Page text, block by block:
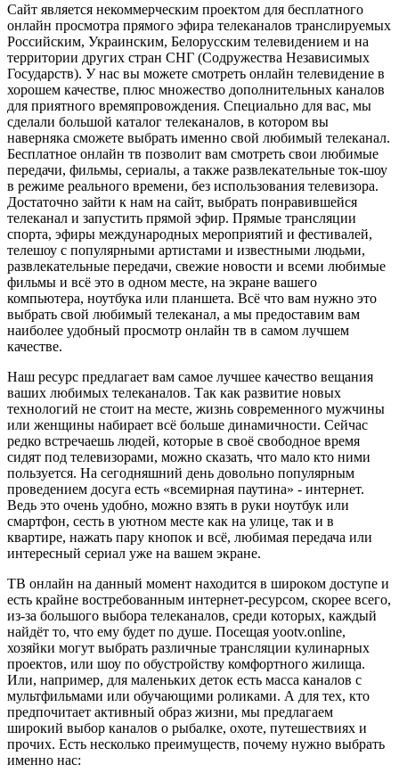
Сайт является некоммерческим проектом для бесплатного
онлайн просмотра прямого эфира телеканалов транслируемых
Российским, Украинским, Белорусским телевидением и на
территории других стран СНГ (Содружества Независимых
Государств). У нас вы можете смотреть онлайн телевидение в
хорошем качестве, плюс множество дополнительных каналов
для приятного времяпровождения. Специально для вас, мы
сделали большой каталог телеканалов, в котором вы
наверняка сможете выбрать именно свой любимый телеканал.
Бесплатное онлайн тв позволит вам смотреть свои любимые
передачи, фильмы, сериалы, а также развлекательные ток-шоу
в режиме реального времени, без использования телевизора.
Достаточно зайти к нам на сайт, выбрать понравившейся
телеканал и запустить прямой эфир. Прямые трансляции
спорта, эфиры международных мероприятий и фестивалей,
телешоу с популярными артистами и известными людьми,
развлекательные передачи, свежие новости и всеми любимые
фильмы и всё это в одном месте, на экране вашего
компьютера, ноутбука или планшета. Всё что вам нужно это
выбрать свой любимый телеканал, а мы предоставим вам
наиболее удобный просмотр онлайн тв в самом лучшем
качестве.
Наш ресурс предлагает вам самое лучшее качество вещания
ваших любимых телеканалов. Так как развитие новых
технологий не стоит на месте, жизнь современного мужчины
или женщины набирает всё больше динамичности. Сейчас
редко встречаешь людей, которые в своё свободное время
сидят под телевизорами, можно сказать, что мало кто ними
пользуется. На сегодняшний день довольно популярным
проведением досуга есть «всемирная паутина» - интернет.
Ведь это очень удобно, можно взять в руки ноутбук или
смартфон, сесть в уютном месте как на улице, так и в
квартире, нажать пару кнопок и всё, любимая передача или
интересный сериал уже на вашем экране.
ТВ онлайн на данный момент находится в широком доступе и
есть крайне востребованным интернет-ресурсом, скорее всего,
из-за большого выбора телеканалов, среди которых, каждый
найдёт то, что ему будет по душе. Посещая yootv.online,
хозяйки могут выбрать различные трансляции кулинарных
проектов, или шоу по обустройству комфортного жилища.
Или, например, для маленьких деток есть масса каналов с
мультфильмами или обучающими роликами. А для тех, кто
предпочитает активный образ жизни, мы предлагаем
широкий выбор каналов о рыбалке, охоте, путешествиях и
прочих. Есть несколько преимуществ, почему нужно выбрать
именно нас: